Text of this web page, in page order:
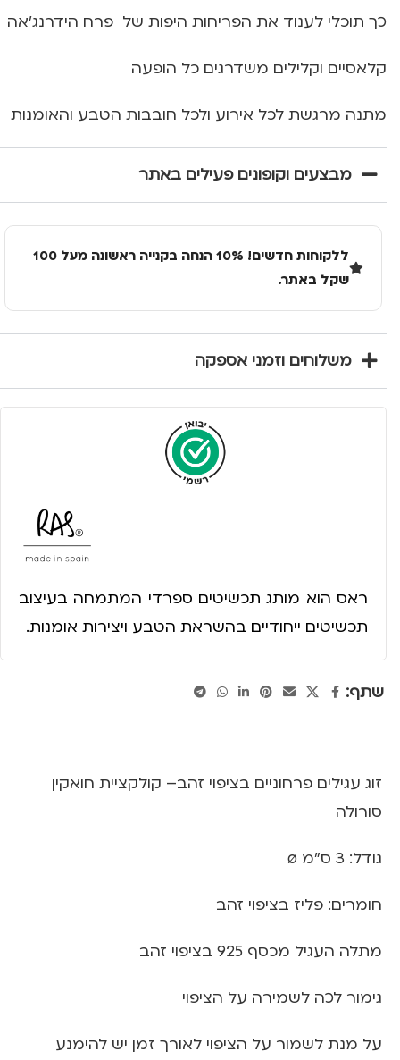
כך תוכלי לענוד את הפריחות היפות של פרח הידרנג’אה
קלאסיים וקלילים משדרגים כל הופעה
מתנה מרגשת לכל אירוע ולכל חובבות הטבע והאומנות
מבצעים וקופונים פעילים באתר
ללקוחות חדשים! 10% הנחה בקנייה ראשונה מעל 100
שקל באתר.
משלוחים וזמני אספקה
ראס הוא מותג תכשיטים ספרדי המתמחה בעיצוב
תכשיטים ייחודיים בהשראת הטבע ויצירות אומנות.
שתף:
זוג עגילים פרחוניים בציפוי זהב– קולקציית חואקין
סורולה
גודל: 3 ס"מ ø
חומרים: פליז בציפוי זהב
מתלה העגיל מכסף 925 בציפוי זהב
גימור לכה לשמירה על הציפוי
על מנת לשמור על הציפוי לאורך זמן יש להימנע